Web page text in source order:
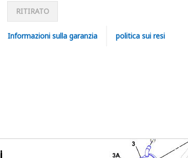
RITIRATO
Informazioni sulla garanzia politica sui resi